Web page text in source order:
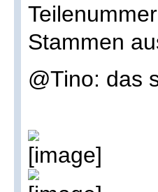
Stammen
@Tino: das